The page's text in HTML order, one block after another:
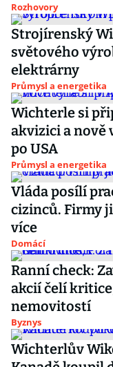
Rozhovory
Strojírenský
světového
elektrárny
Průmysl a energetika
Wichterle si
akvizici a nově
po USA
Průmysl a energetika
Vláda posílí
cizinců. Firmy
více
Domácí
Ranní check:
akcií čelí
nemovitostí
Byznys
Wichterlův